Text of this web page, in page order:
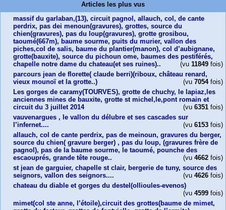
Articles les plus vus
massif du garlaban,(13), circuit pagnol, allauch, col, de cante
perdrix, pas dei menoun(gravures), grottes, source du
chien(gravures), pas du loup(gravures), grotte grosibou,
taoumé(667m), baume sourme, puits du murier, vallon des
piches,col de salis, baume du plantier(manon), col d’aubignane,
grotte(bauxite), source du pichoun ome, baumes des pestiférés,
chapelle notre dame du chateau(et ses ruines)..
(vu 11849 fois)
parcours jean de florette( claude berri)(riboux, château renard,
vieux mounoï et la grotte..)
(vu 7054fois)
Les gorges de caramy(TOURVES), grotte de chuchy, le lapiaz,les
anciennes mines de bauxite, grotte st michel,le,pont romain et
circuit du 3 juillet 2014
(vu 6351 fois)
vauvenargues , le vallon du délubre et ses cascades sur
l’infernet....
(vu 6153 fois)
allauch, col de cante perdrix, pas de meinoun, gravures du berger,
source du chien( gravure berger) , pas du loup, (gravures frère de
pagnol), pas de la baume sourme, le taoumé, pounche des
escaouprés, grande tête rouge..
(vu 4662 fois)
st jean de garguier, chapelle st clair, bergerie de tuny, source des
seignors, vallon des seignors....
(vu 4626 fois)
chateau du diable et gorges du destel(ollioules-evenos)
(vu 4599 fois)
mimet(col ste anne, l’étoile),circuit des grottes(baume de mimet,